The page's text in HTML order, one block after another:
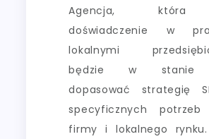
Agencja,
doświadczenie w
lokalnymi
będzie w stanie
dopasować strategię
specyficznych potrzeb
firmy i lokalnego